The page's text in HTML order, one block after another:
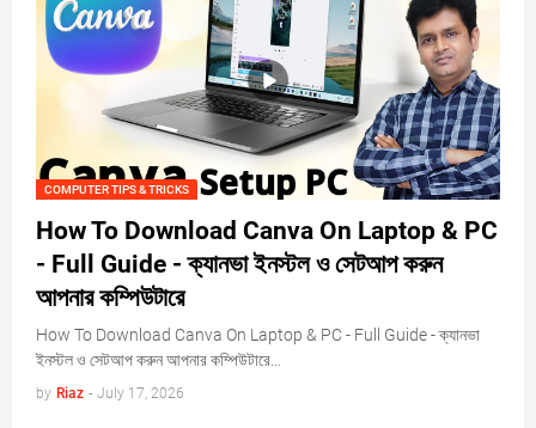
COMPUTER TIPS & TRICKS
How To Download Canva On Laptop & PC
- Full Guide - ক্যানভা ইনস্টল ও সেটআপ করুন
আপনার কম্পিউটারে
How To Download Canva On Laptop & PC - Full Guide - ক্যানভা
ইনস্টল ও সেটআপ করুন আপনার কম্পিউটারে…
by Riaz - July 17, 2026